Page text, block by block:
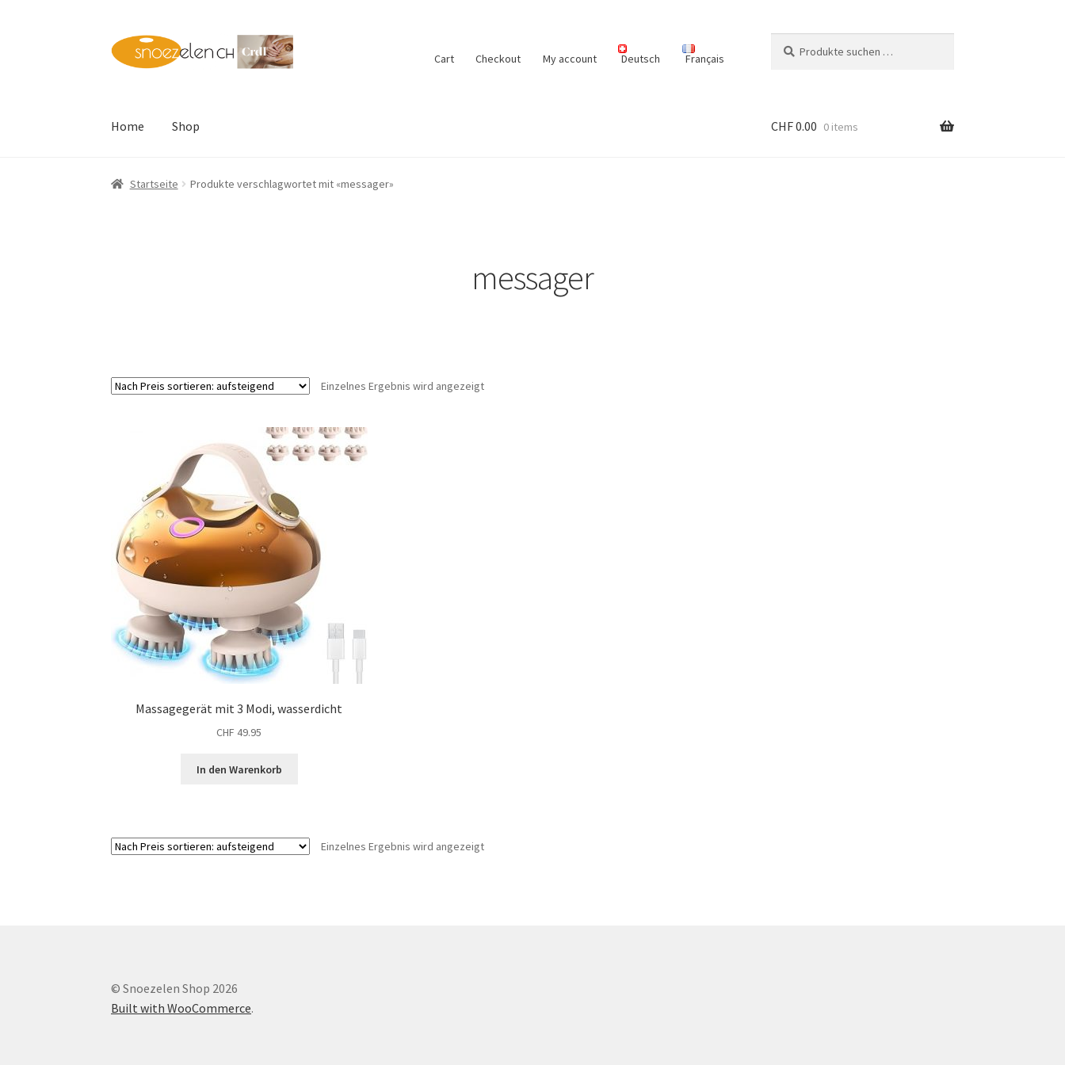
Skip
to
Skip
to
Cart Checkout My account Deutsch Français
nach:
Home Shop CHF0.00 0 items
Startseite Produkte verschlagwortet mit «messager»
messager
Einzelnes Ergebnis wird angezeigt
Massagegerät mit 3 Modi, wasserdicht
CHF 49.95
In den Warenkorb
Einzelnes Ergebnis wird angezeigt
© Snoezelen Shop 2026
Built with WooCommerce.